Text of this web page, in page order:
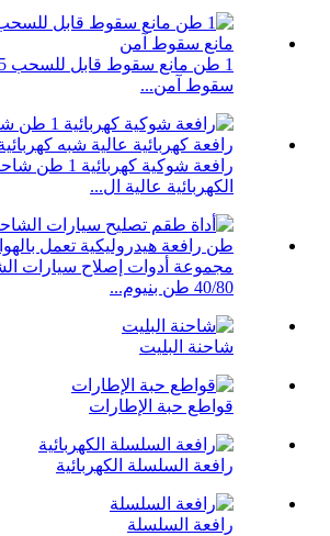
سقوط آمن...
رافعة شوكية
الكهربائية عالية ال...
مجموعة أدوات إصلاح سيارات
40/80 طن بنيوم...
شاحنة البليت
قواطع حبة الإطارات
رافعة السلسلة الكهربائية
رافعة السلسلة